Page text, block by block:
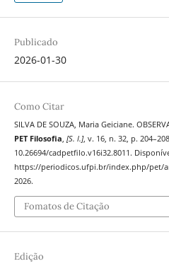
Publicado
2026-01-30
Como Citar
SILVA DE SOUZA, Maria Geiciane.
PET Filosofia, [S. l.], v. 16, n. 32, p.
10.26694/cadpetfilo.v16i32.8011.
https://periodicos.ufpi.br/index.php/pet/
2026.
Fomatos de Citação
Edição